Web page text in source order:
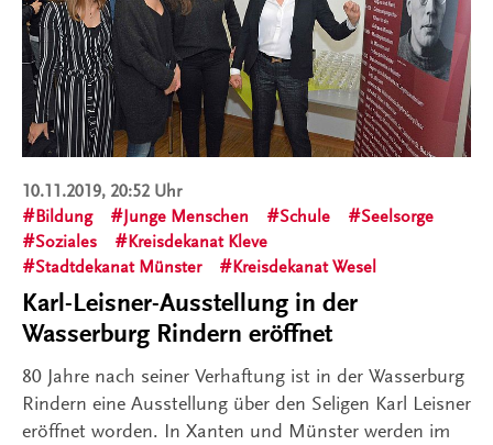
10.11.2019, 20:52 Uhr
Bildung
Junge Menschen Schule
Seelsorge
Soziales
Kreisdekanat Kleve
Stadtdekanat Münster
Kreisdekanat Wesel
Karl-Leisner-Ausstellung in der
Wasserburg Rindern eröffnet
80 Jahre nach seiner Verhaftung ist in der Wasserburg
Rindern eine Ausstellung über den Seligen Karl Leisner
eröffnet worden. In Xanten und Münster werden im